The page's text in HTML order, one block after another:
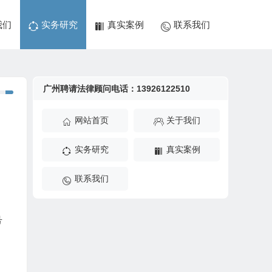
们 实务研究 真实案例 联系我们
广州聘请法律顾问电话：13926122510
网站首页 关于我们
实务研究 真实案例
联系我们